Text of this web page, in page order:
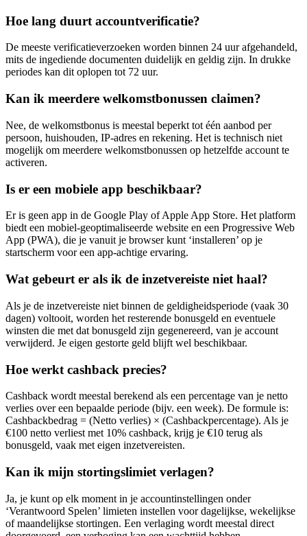
Hoe lang duurt accountverificatie?
De meeste verificatieverzoeken worden binnen 24 uur afgehandeld,
mits de ingediende documenten duidelijk en geldig zijn. In drukke
periodes kan dit oplopen tot 72 uur.
Kan ik meerdere welkomstbonussen claimen?
Nee, de welkomstbonus is meestal beperkt tot één aanbod per
persoon, huishouden, IP-adres en rekening. Het is technisch niet
mogelijk om meerdere welkomstbonussen op hetzelfde account te
activeren.
Is er een mobiele app beschikbaar?
Er is geen app in de Google Play of Apple App Store. Het platform
biedt een mobiel-geoptimaliseerde website en een Progressive Web
App (PWA), die je vanuit je browser kunt ‘installeren’ op je
startscherm voor een app-achtige ervaring.
Wat gebeurt er als ik de inzetvereiste niet haal?
Als je de inzetvereiste niet binnen de geldigheidsperiode (vaak 30
dagen) voltooit, worden het resterende bonusgeld en eventuele
winsten die met dat bonusgeld zijn gegenereerd, van je account
verwijderd. Je eigen gestorte geld blijft wel beschikbaar.
Hoe werkt cashback precies?
Cashback wordt meestal berekend als een percentage van je netto
verlies over een bepaalde periode (bijv. een week). De formule is:
Cashbackbedrag = (Netto verlies) × (Cashbackpercentage). Als je
€100 netto verliest met 10% cashback, krijg je €10 terug als
bonusgeld, vaak met eigen inzetvereisten.
Kan ik mijn stortingslimiet verlagen?
Ja, je kunt op elk moment in je accountinstellingen onder
‘Verantwoord Spelen’ limieten instellen voor dagelijkse, wekelijkse
of maandelijkse stortingen. Een verlaging wordt meestal direct